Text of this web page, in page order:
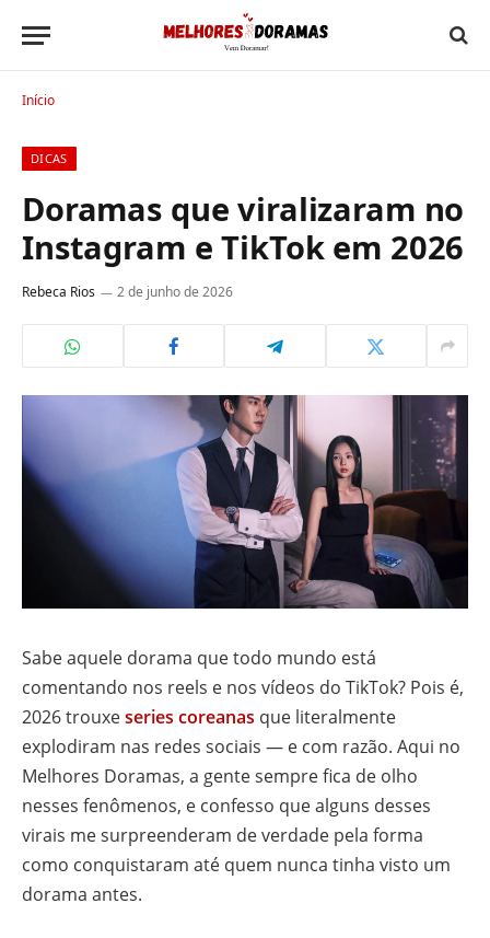
Início
DICAS
Doramas que viralizaram no
Instagram e TikTok em 2026
Rebeca Rios 2 de junho de 2026
Sabe aquele dorama que todo mundo está
comentando nos reels e nos vídeos do TikTok? Pois é,
2026 trouxeseries coreanas que literalmente
explodiram nas redes sociais — e com razão. Aqui no
Melhores Doramas, a gente sempre fica de olho
nesses fenômenos, e confesso que alguns desses
virais me surpreenderam de verdade pela forma
como conquistaram até quem nunca tinha visto um
dorama antes.